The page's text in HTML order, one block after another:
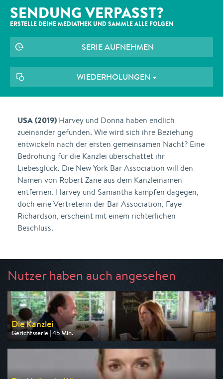
SENDUNG VERPASST?
ERSTELLE DEINE MEDIATHEK UND SAMMLE ALLE FOLGEN
SERIE AUFNEHMEN
WIEDERHOLUNGEN
USA (2019) Harvey und Donna haben endlich
zueinander gefunden. Wie wird sich ihre Beziehung
entwickeln nach der ersten gemeinsamen Nacht? Eine
Bedrohung für die Kanzlei überschattet ihr
Liebesglück. Die New York Bar Association will den
Namen von Robert Zane aus dem Kanzleinamen
entfernen. Harvey und Samantha kämpfen dagegen,
doch eine Vertreterin der Bar Association, Faye
Richardson, erscheint mit einem richterlichen
Beschluss.
Nutzer haben auch angesehen
Die Kanzlei
Gerichtsserie | 45 Min.
Ausgestrahlt von ARD
am 11.08.2026, 20:15